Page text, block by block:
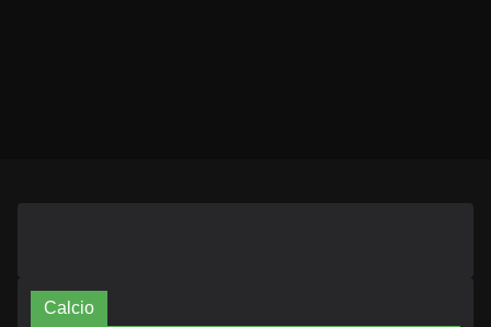
Calcio